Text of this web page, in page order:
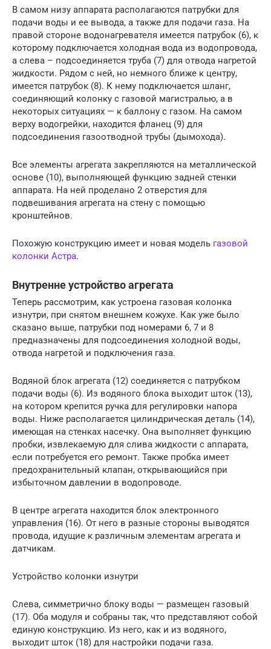
В самом низу аппарата располагаются патрубки для
подачи воды и ее вывода, а также для подачи газа. На
правой стороне водонагревателя имеется патрубок (6), к
которому подключается холодная вода из водопровода,
а слева – подсоединяется труба (7) для отвода нагретой
жидкости. Рядом с ней, но немного ближе к центру,
имеется патрубок (8). К нему подключается шланг,
соединяющий колонку с газовой магистралью, а в
некоторых ситуациях — к баллону с газом. На самом
верху водогрейки, находится фланец (9) для
подсоединения газоотводной трубы (дымохода).
Все элементы агрегата закрепляются на металлической
основе (10), выполняющей функцию задней стенки
аппарата. На ней проделано 2 отверстия для
подвешивания агрегата на стену с помощью
кронштейнов.
Похожую конструкцию имеет и новая модель газовой
колонки Астра.
Внутренне устройство агрегата
Теперь рассмотрим, как устроена газовая колонка
изнутри, при снятом внешнем кожухе. Как уже было
сказано выше, патрубки под номерами 6, 7 и 8
предназначены для подсоединения холодной воды,
отвода нагретой и подключения газа.
Водяной блок агрегата (12) соединяется с патрубком
подачи воды (6). Из водяного блока выходит шток (13),
на котором крепится ручка для регулировки напора
воды. Ниже располагается цилиндрическая деталь (14),
имеющая на стенках насечку. Она выполняет функцию
пробки, извлекаемую для слива жидкости с аппарата,
если потребуется его ремонт. Также пробка имеет
предохранительный клапан, открывающийся при
избыточном давлении в водопроводе.
В центре агрегата находится блок электронного
управления (16). От него в разные стороны выводятся
провода, идущие к различным элементам агрегата и
датчикам.
Устройство колонки изнутри
Слева, симметрично блоку воды — размещен газовый
(17). Оба модуля и собраны так, что представляют собой
единую конструкцию. Из него, как и из водяного,
выходит шток (18) для настройки подачи газа.